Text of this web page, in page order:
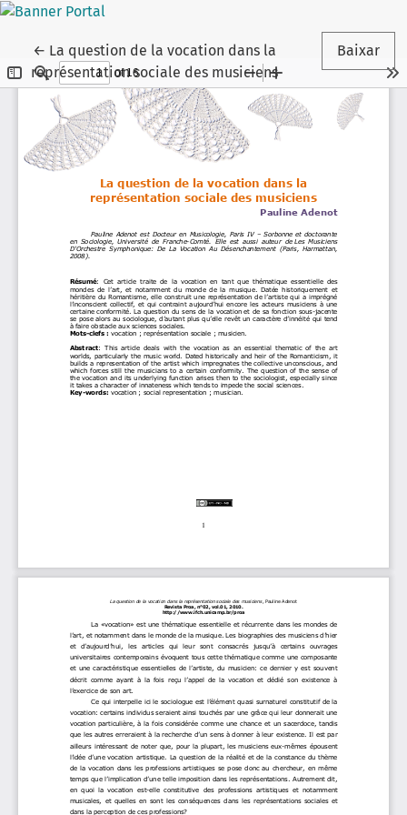
← Voltar aos Detalhes do Artigo
La question de la vocation dans la
représentation sociale des musiciens
Baixar